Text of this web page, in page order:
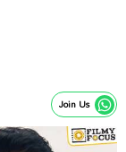
Join Us